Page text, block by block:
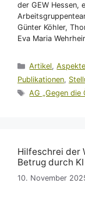
der GEW Hessen,
Günter Köhler,
Eva Maria
Kategorien
Artikel,Aspekte
Publikationen,
Schlagwörter
AG „Gegen die
Hilfeschrei der
Betrug durch KI
10. November